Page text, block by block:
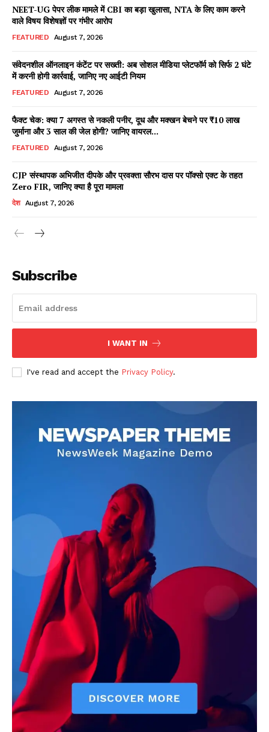
Facebook
X WhatsApp
Share
Read Latest News on AIN
AIN NEWS 1
Contact Us
Privacy Policy
Terms of Use Agreement
Facebook
X WhatsApp
Share
NEET-UG पेपर लीक मामले में CBI का बड़ा खुलासा, NTA के लिए काम करने
वाले विषय विशेषज्ञों पर गंभीर आरोप
FEATURED August 7, 2026
संवेदनशील ऑनलाइन कंटेंट पर सख्ती: अब सोशल मीडिया प्लेटफॉर्म को सिर्फ 2 घंटे
में करनी होगी कार्रवाई, जानिए नए आईटी नियम
FEATURED August 7, 2026
फैक्ट चेक: क्या 7 अगस्त से नकली पनीर, दूध और मक्खन बेचने पर ₹10 लाख
जुर्माना और 3 साल की जेल होगी? जानिए वायरल...
FEATURED August 7, 2026
CJP संस्थापक अभिजीत दीपके और प्रवक्ता सौरभ दास पर पॉक्सो एक्ट के तहत
Zero FIR, जानिए क्या है पूरा मामला
देश August 7, 2026
Subscribe
I WANT IN
I've read and accept the Privacy Policy.